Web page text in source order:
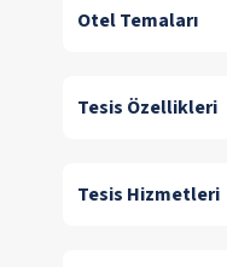
Otel Temaları
Tesis Özellikleri
Tesis Hizmetleri